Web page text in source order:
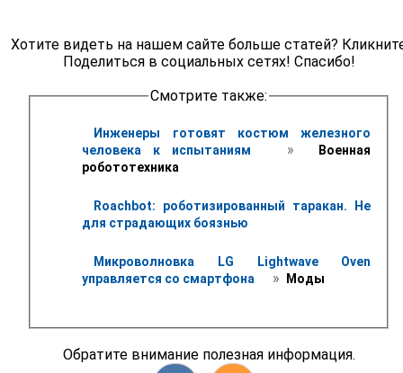
Хотите видеть на нашем сайте больше статей?
Поделиться в социальных сетях! Спасибо!
Смотрите также:
Инженеры готовят костюм железного
человека к испытаниям
»
Военная
робототехника
Roachbot: роботизированный таракан. Не
для страдающих боязнью
Микроволновка LG Lightwave Oven
управляется со смартфона
» Моды
Обратите внимание полезная информация.